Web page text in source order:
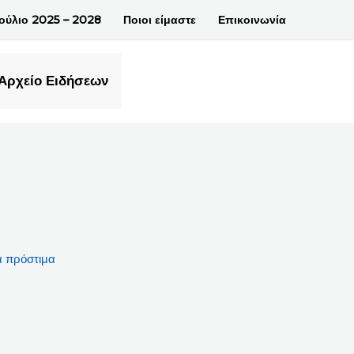
2025 – 2028 Ποιοι είμαστε Επικοινωνία
Ειδήσεων
πρόστιμα